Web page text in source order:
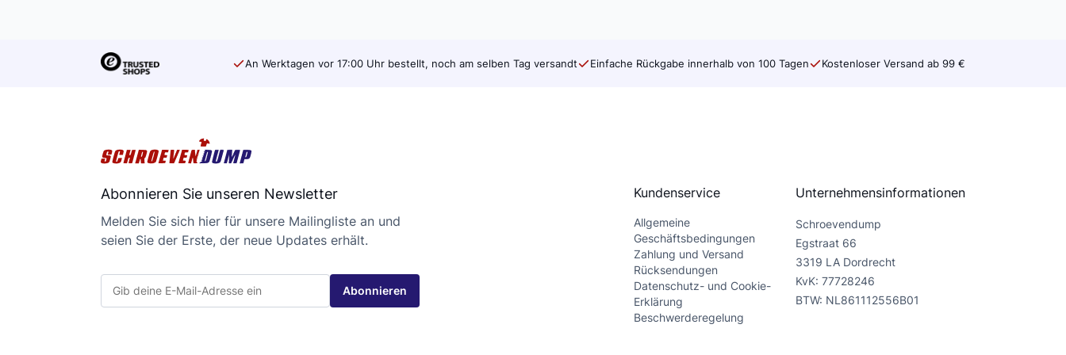
An Werktagen vor 17:00 Uhr bestellt, noch am selben Tag versandt Einfache Rückgabe innerhalb von 100 Tagen Kostenloser Versand ab 99 €
Abonnieren Sie unseren Newsletter
Melden Sie sich hier für unsere Mailingliste an und
seien Sie der Erste, der neue Updates erhält.
M
E
M
Abonnieren
Kundenservice
Allgemeine
Geschäftsbedingungen
Zahlung und Versand
Rücksendungen
Datenschutz- und Cookie-
Erklärung
Beschwerderegelung
Unternehmensinformationen
Schroevendump
Egstraat 66
3319 LA Dordrecht
KvK: 77728246
BTW: NL861112556B01